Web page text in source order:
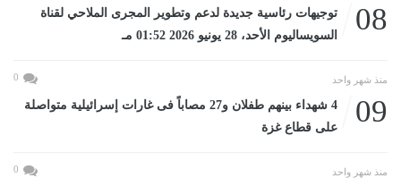
08
توجيهات رئاسية جديدة لدعم وتطوير المجرى الملاحي لقناة
السويساليوم الأحد، 28 يونيو 2026 01:52 مـ
منذ شهر واحد 0
09
4 شهداء بينهم طفلان و27 مصاباً فى غارات إسرائيلية متواصلة
على قطاع غزة
منذ شهر واحد 0